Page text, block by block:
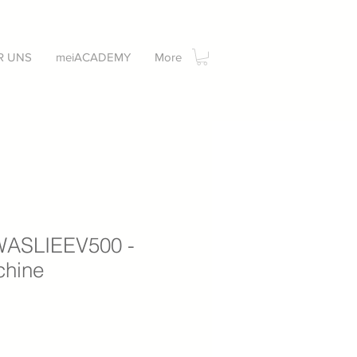
UNS meiACADEMY More
-